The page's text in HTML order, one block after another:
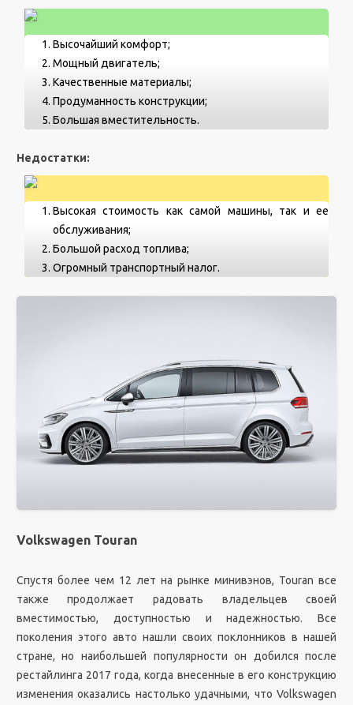
Высочайший комфорт;
Мощный двигатель;
Качественные материалы;
Продуманность конструкции;
Большая вместительность.
Недостатки:
Высокая стоимость как самой машины, так и ее
обслуживания;
Большой расход топлива;
Огромный транспортный налог.
Volkswagen Touran
Спустя более чем 12 лет на рынке минивэнов, Touran все
также продолжает радовать владельцев своей
вместимостью, доступностью и надежностью. Все
поколения этого авто нашли своих поклонников в нашей
стране, но наибольшей популярности он добился после
рестайлинга 2017 года, когда внесенные в его конструкцию
изменения оказались настолько удачными, что Volkswagen